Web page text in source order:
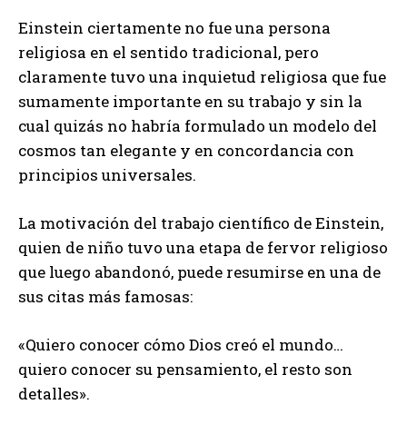
Einstein ciertamente no fue una persona
religiosa en el sentido tradicional, pero
claramente tuvo una inquietud religiosa que fue
sumamente importante en su trabajo y sin la
cual quizás no habría formulado un modelo del
cosmos tan elegante y en concordancia con
principios universales.
La motivación del trabajo científico de Einstein,
quien de niño tuvo una etapa de fervor religioso
que luego abandonó, puede resumirse en una de
sus citas más famosas:
«Quiero conocer cómo Dios creó el mundo…
quiero conocer su pensamiento, el resto son
detalles».